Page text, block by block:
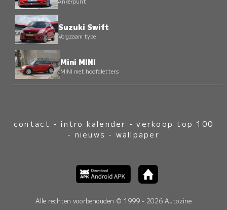
Suzuki Swift
Volgzaam type
Mini MINI
MINI met hoofdletters
contact -intro kalender -verkoop top 100
- nieuws - wallpaper
Alle rechten voorbehouden © 1999 - 2026 Autozine